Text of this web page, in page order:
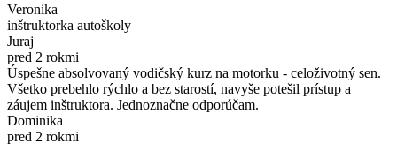
Veronika
inštruktorka autoškoly
Juraj
pred 2 rokmi
Úspešne absolvovaný vodičský kurz na motorku - celoživotný sen.
Všetko prebehlo rýchlo a bez starostí, navyše potešil prístup a
záujem inštruktora. Jednoznačne odporúčam.
Dominika
pred 2 rokmi